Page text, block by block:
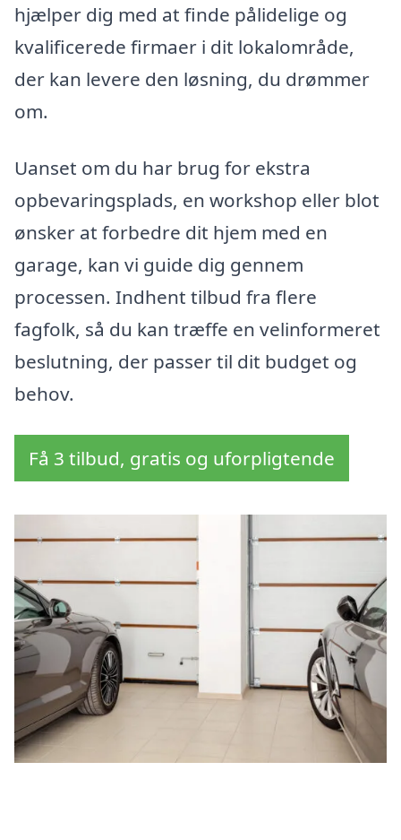
hjælper dig med at finde pålidelige og
kvalificerede firmaer i dit lokalområde,
der kan levere den løsning, du drømmer
om.
Uanset om du har brug for ekstra
opbevaringsplads, en workshop eller blot
ønsker at forbedre dit hjem med en
garage, kan vi guide dig gennem
processen. Indhent tilbud fra flere
fagfolk, så du kan træffe en velinformeret
beslutning, der passer til dit budget og
behov.
Få 3 tilbud, gratis og uforpligtende